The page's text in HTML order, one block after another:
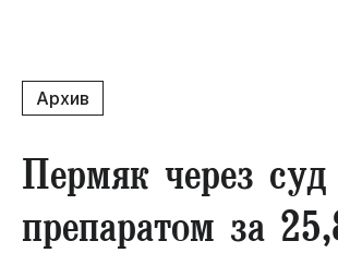
Архив
Пермяк через
препаратом за